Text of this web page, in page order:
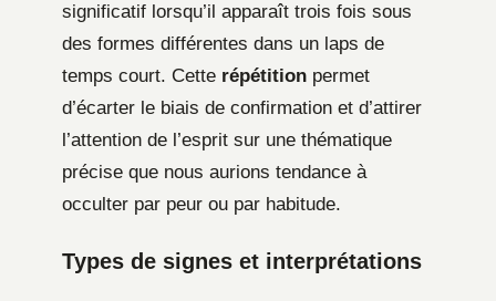
significatif lorsqu’il apparaît trois fois sous
des formes différentes dans un laps de
temps court. Cette répétition permet
d’écarter le biais de confirmation et d’attirer
l’attention de l’esprit sur une thématique
précise que nous aurions tendance à
occulter par peur ou par habitude.
Types de signes et interprétations